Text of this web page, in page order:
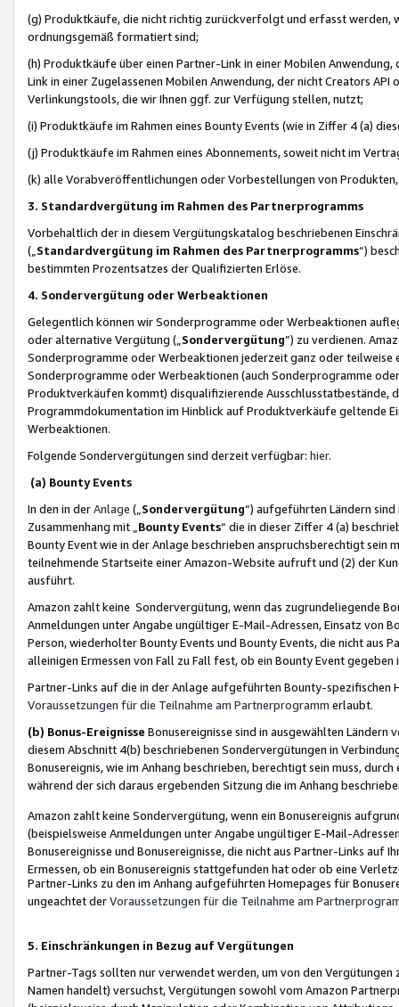
(g) Produktkäufe, die nicht richtig zurückverfolgt und erfasst werden,
ordnungsgemäß formatiert sind;
(h) Produktkäufe über einen Partner-Link in einer Mobilen
Link in einer Zugelassenen Mobilen Anwendung, der nicht Creators
Verlinkungstools, die wir Ihnen ggf. zur Verfügung stellen, nutzt;
(i) Produktkäufe im Rahmen eines Bounty Events (wie in Ziffer 4 (a)
(j) Produktkäufe im Rahmen eines Abonnements, soweit nicht im
(k) alle Vorabveröffentlichungen oder Vorbestellungen von
3. Standardvergütung im Rahmen des Partnerprogramms
Vorbehaltlich der in diesem Vergütungskatalog beschriebenen
(„ Standardvergütung im Rahmen des Partnerprogramms“)
bestimmten Prozentsatzes der Qualifizierten Erlöse.
4. Sondervergütung oder Werbeaktionen
Gelegentlich können wir Sonderprogramme oder Werbeaktionen
oder alternative Vergütung („ Sondervergütung”) zu verdienen.
Sonderprogramme oder Werbeaktionen jederzeit ganz oder
Sonderprogramme oder Werbeaktionen (auch Sonderprogramme
Produktverkäufen kommt) disqualifizierende Ausschlusstatbestände,
Programmdokumentation im Hinblick auf Produktverkäufe geltende
Werbeaktionen.
Folgende Sondervergütungen sind derzeit verfügbar: hier.
(a) Bounty Events
In den in derAnlage („ Sondervergütung“) aufgeführten Ländern
Zusammenhang mit „ Bounty Events“ die in dieser Ziffer 4 (a)
Bounty Event wie in der Anlage beschrieben anspruchsberechtigt sein
teilnehmende Startseite einer Amazon-Website aufruft und (2) der
ausführt.
Amazon zahlt keine Sondervergütung, wenn das zugrundeliegende
Anmeldungen unter Angabe ungültiger E-Mail-Adressen, Einsatz von
Person, wiederholter Bounty Events und Bounty Events, die nicht
alleinigen Ermessen von Fall zu Fall fest, ob ein Bounty Event
Partner-Links auf die in der Anlage aufgeführten Bounty-spezifischen
Voraussetzungen für die Teilnahme am Partnerprogramm erlaubt.
(b) Bonus-Ereignisse Bonusereignisse sind in ausgewählten Ländern
diesem Abschnitt 4(b) beschriebenen Sondervergütungen in
Bonusereignis, wie im Anhang beschrieben, berechtigt sein muss,
während der sich daraus ergebenden Sitzung die im Anhang
Amazon zahlt keine Sondervergütung, wenn ein Bonusereignis
(beispielsweise Anmeldungen unter Angabe ungültiger E-Mail-
Bonusereignisse und Bonusereignisse, die nicht aus Partner-Links auf
Ermessen, ob ein Bonusereignis stattgefunden hat oder ob eine
Partner-Links zu den im Anhang aufgeführten Homepages für
ungeachtet derVoraussetzungen für die Teilnahme am
5. Einschränkungen in Bezug auf Vergütungen
Partner-Tags sollten nur verwendet werden, um von den
Namen handelt) versuchst, Vergütungen sowohl vom Amazon